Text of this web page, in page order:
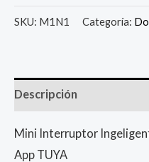
SKU: M1N1 Categoría:
Descripción
Mini Interruptor
App TUYA